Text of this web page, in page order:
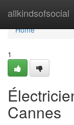
allkindsofsocial
Home
Home
1
Cannes